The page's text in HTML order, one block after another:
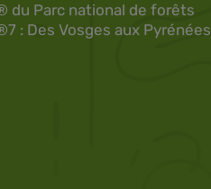
du Parc national de forêts
: Des Vosges aux Pyrénées